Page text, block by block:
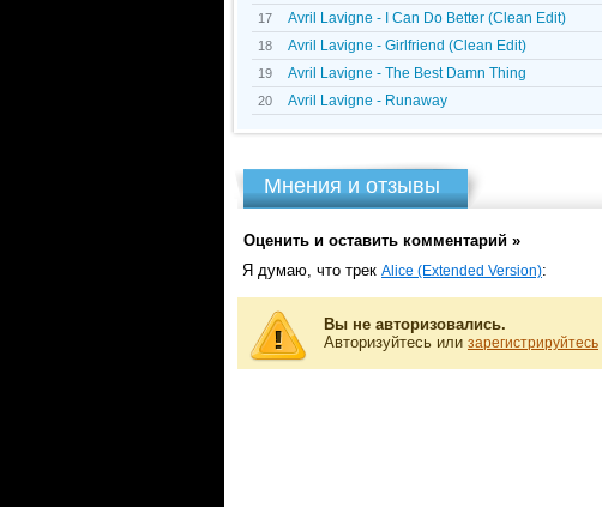
17
Avril Lavigne - I Can Do Better (Clean Edit)
18
Avril Lavigne - Girlfriend (Clean Edit)
19
Avril Lavigne - The Best Damn Thing
20
Avril Lavigne - Runaway
Мнения и отзывы
Оценить и оставить комментарий »
Я думаю, что трек Alice (Extended Version):
Вы не авторизовались.
Авторизуйтесь или зарегистрируйтесь